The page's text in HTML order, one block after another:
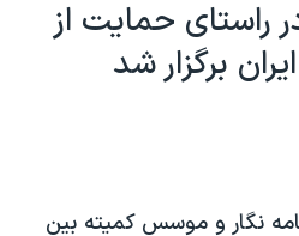
راستای حمايت از
برگزار شد
نگار و موسس کميته بين